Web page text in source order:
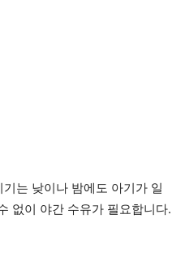
는 낮이나 밤에도 아기가 일
없이 야간 수유가 필요합니다.